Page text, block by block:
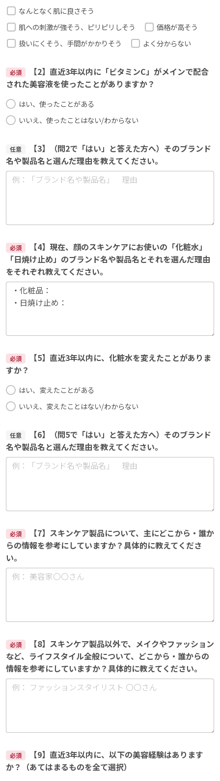
なんとなく肌に良さそう
肌への刺激が強そう、ピリピリしそう
価格が高そう
扱いにくそう、手間がかかりそう
よく分からない
必須
【2】直近3年以内に「ビタミンC」がメインで配合
された美容液を使ったことがありますか？
はい、使ったことがある
いいえ、使ったことはない/わからない
任意
【3】（問2で「はい」と答えた方へ）そのブランド
名や製品名と選んだ理由を教えてください。
必須
【4】現在、顔のスキンケアにお使いの「化粧水」
「日焼け止め」のブランド名や製品名とそれを選んだ理由
をそれぞれ教えてください。
必須
【5】直近3年以内に、化粧水を変えたことがありま
すか？
はい、変えたことがある
いいえ、変えたことはない/わからない
任意
【6】（問5で「はい」と答えた方へ）そのブランド
名や製品名と選んだ理由を教えてください。
必須
【7】スキンケア製品について、主にどこから・誰か
らの情報を参考にしていますか？具体的に教えてくださ
い。
必須
【8】スキンケア製品以外で、メイクやファッション
など、ライフスタイル全般について、どこから・誰からの
情報を参考にしていますか？具体的に教えてください。
必須
【9】直近3年以内に、以下の美容経験はあります
か？（あてはまるものを全て選択）